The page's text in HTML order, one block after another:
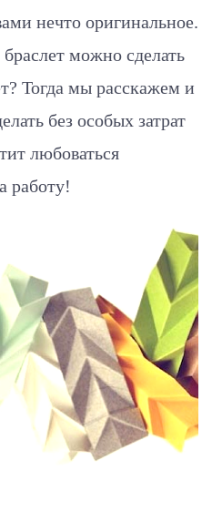
нечто оригинальное.
можно сделать
Тогда мы расскажем и
без особых затрат
любоваться
работу!